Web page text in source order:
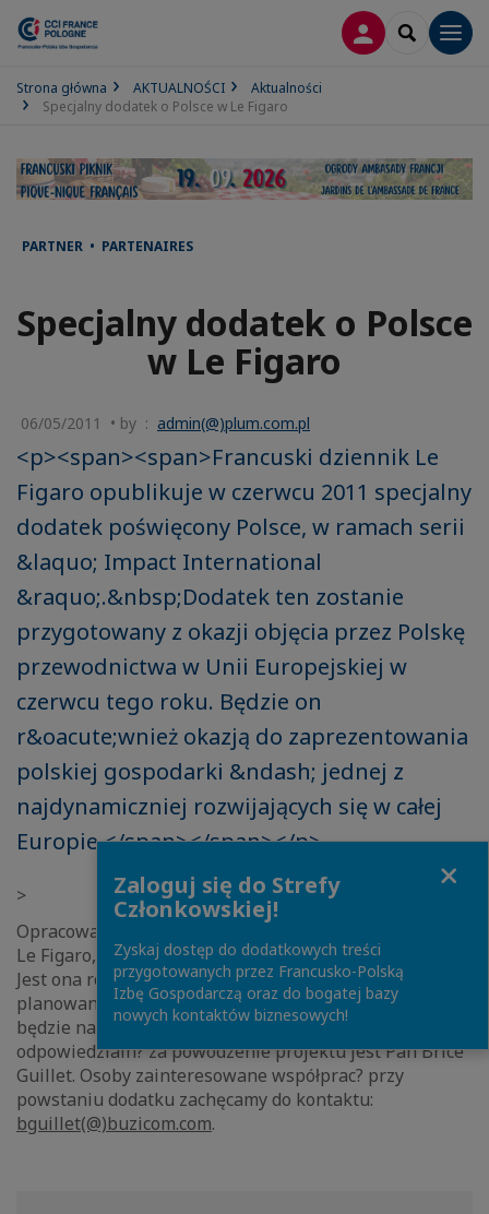
LOGOWANIE
SEARCH
Strona główna AKTUALNOŚCI
Aktualności
Specjalny dodatek o Polsce w Le Figaro
PARTNER • PARTENAIRES
Specjalny dodatek o Polsce
w Le Figaro
06/05/2011 • by : admin(@)plum.com.pl
<p><span><span>Francuski dziennik Le
Figaro opublikuje w czerwcu 2011 specjalny
dodatek poświęcony Polsce, w ramach serii
&laquo; Impact International
&raquo;.&nbsp;Dodatek ten zostanie
przygotowany z okazji objęcia przez Polskę
przewodnictwa w Unii Europejskiej w
czerwcu tego roku. Będzie on
r&oacute;wnież okazją do zaprezentowania
polskiej gospodarki &ndash; jednej z
najdynamiczniej rozwijających się w całej
Europie.</span></span></p>
>
Opracowaniem i przygotowaniem dodatku, na zlecenie
Le Figaro, zajmuje się agencja Buzy’com International.
Jest ona również odpowiedzialna za część redakcyjn?
planowanej publikacji, której finansowanie opierać się
będzie na materiale reklamowym. Osob?
odpowiedzialn? za powodzenie projektu jest Pan Brice
Guillet. Osoby zainteresowane współprac? przy
powstaniu dodatku zachęcamy do kontaktu:
bguillet(@)buzicom.com.
Zaloguj się do Strefy
Członkowskiej!
Zyskaj dostęp do dodatkowych treści
przygotowanych przez Francusko-Polską
Izbę Gospodarczą oraz do bogatej bazy
nowych kontaktów biznesowych!